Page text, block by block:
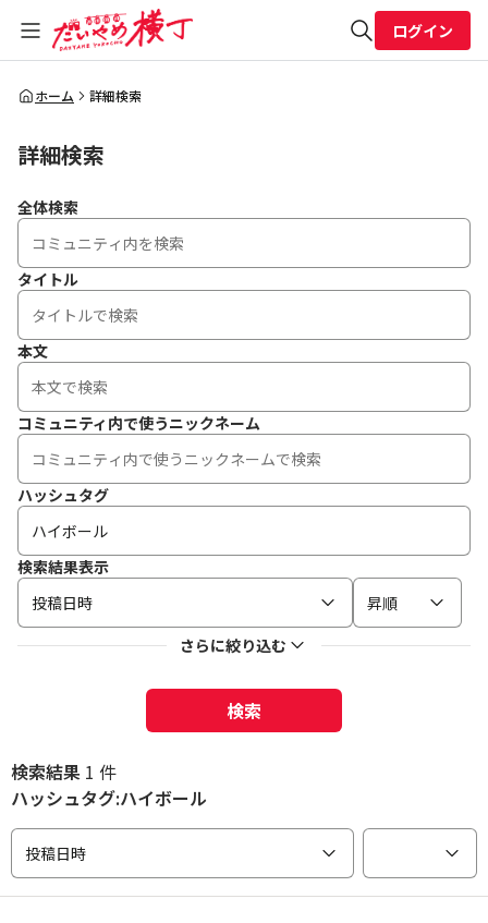
全体検索
ログイン
ホーム 詳細検索
詳細検索
全体検索
タイトル
本文
コミュニティ内で使うニックネーム
ハッシュタグ
検索結果表示
投稿日時
昇順
さらに絞り込む
検索
検索結果 1 件
ハッシュタグ:ハイボール
投稿日時